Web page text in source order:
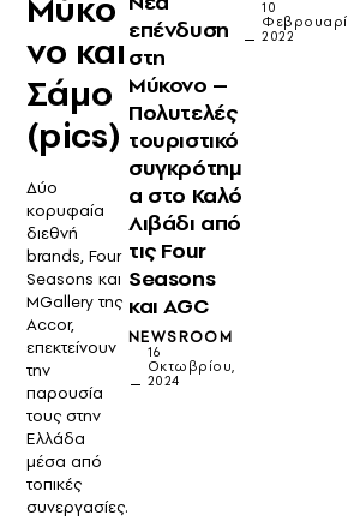
Μύκο
νο και
Σάμο
(pics)
Δύο
κορυφαία
διεθνή
brands, Four
Seasons και
MGallery της
Accor,
επεκτείνουν
την
παρουσία
τους στην
Ελλάδα
μέσα από
τοπικές
συνεργασίες.
επένδυση
στη
Μύκονο –
Πολυτελές
τουριστικό
συγκρότημ
α στο Καλό
Λιβάδι από
τις Four
Seasons
και AGC
NEWSROOM
16
Οκτωβρίου,
2024
10
2022